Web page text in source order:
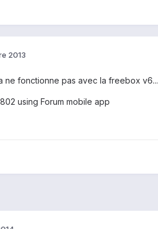
2013
ne fonctionne pas avec la freebox v6...
using Forum mobile app